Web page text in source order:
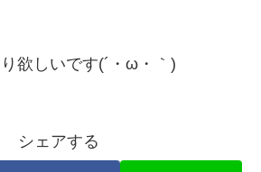
欲しいです(´・ω・｀)
シェアする